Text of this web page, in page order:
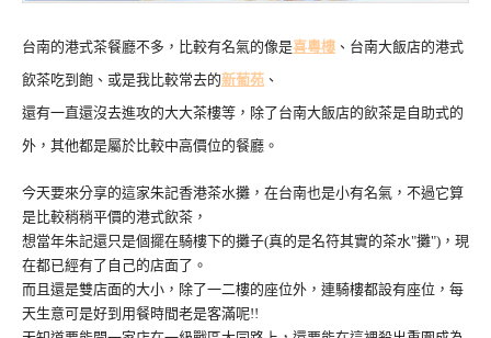
台南的港式茶餐廳不多，比較有名氣的像是喜粵樓 、台南大飯店的港式
飲茶吃到飽、或是我比較常去的新葡苑 、
還有一直還沒去進攻的大大茶樓等，除了台南大飯店的飲茶是自助式的
外，其他都是屬於比較中高價位的餐廳。
今天要來分享的這家朱記香港茶水攤，在台南也是小有名氣，不過它算
是比較稍稍平價的港式飲茶，
想當年朱記還只是個擺在騎樓下的攤子(真的是名符其實的茶水"攤")，現
在都已經有了自己的店面了。
而且還是雙店面的大小，除了一二樓的座位外，連騎樓都設有座位，每
天生意可是好到用餐時間老是客滿呢!!